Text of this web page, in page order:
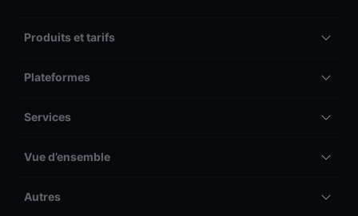
Produits et tarifs
Plateformes
Services
Vue d’ensemble
Autres